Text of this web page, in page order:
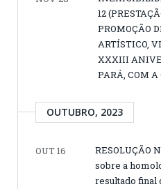
12
PROMOÇÃO
ARTÍSTICO,
XXXIII
PARÁ, COM
OUTUBRO, 2023
OUT 16
RESOLUÇÃO
sobre a
resultado final